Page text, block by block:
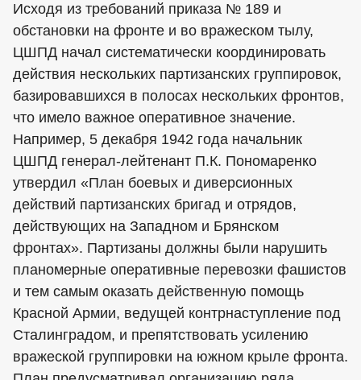
Исходя из требований приказа № 189 и
обстановки на фронте и во вражеском тылу,
ЦШПД начал систематически координировать
действия нескольких партизанских группировок,
базировавшихся в полосах нескольких фронтов,
что имело важное оперативное значение.
Например, 5 декабря 1942 года начальник
ЦШПД генерал-лейтенант П.К. Пономаренко
утвердил «План боевых и диверсионных
действий партизанских бригад и отрядов,
действующих на Западном и Брянском
фронтах». Партизаны должны были нарушить
планомерные оперативные перевозки фашистов
и тем самым оказать действенную помощь
Красной Армии, ведущей контрнаступление под
Сталинградом, и препятствовать усилению
вражеской группировки на южном крыле фронта.